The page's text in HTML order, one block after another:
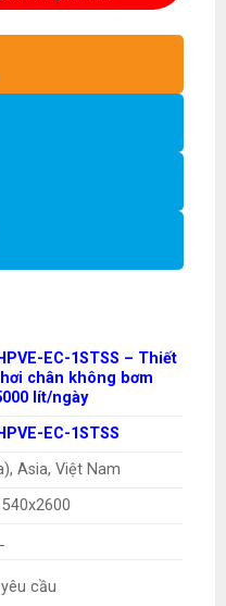
EC-1STSS – Thiết
chân không bơm
lít/ngày
EC-1STSS
Asia, Việt Nam
cầu